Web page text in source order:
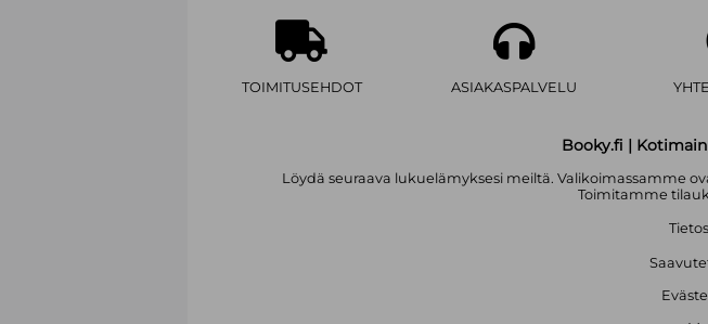
TOIMITUSEHDOT ASIAKASPALVELU
Booky.fi |
Löydä seuraava lukuelämyksesi meiltä. Valikoimassamme
Toimitamme